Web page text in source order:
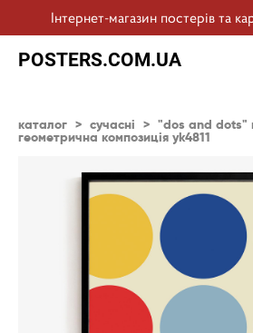
Інтернет-магазин постерів та
POSTERS.COM.UA
каталог > сучасні > "dos and dots"
геометрична композиція yk4811